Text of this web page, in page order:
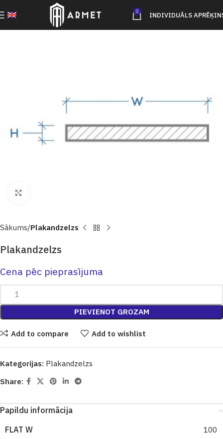
0 INDIVIDUĀLS
Sākums Plakandzelzs
Plakandzelzs
Cena pēc pieprasījuma
PIEVIENOT GROZAM
Add to compare Add to wishlist
Kategorijas: Plakandzelzs
Share:
Papildu informācija
FLAT W
100